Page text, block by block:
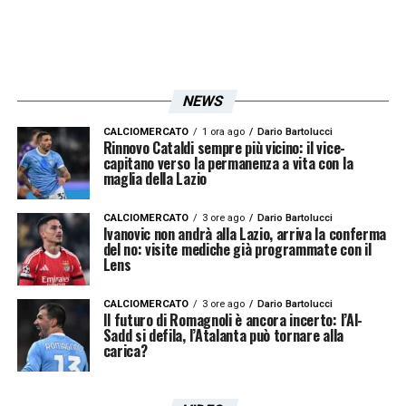
rappresentare un’occasione importante per
rafforzare la linea difensiva della squadra di
Gennaro Gattuso, con un investimento
mirato su un prospetto che già oggi mostra
grandi potenzialità.
In vista della prossima stagione, laLazio
sembra intenzionata a puntare su giovani di
talento comeChiarodia, capaci di crescere
all’interno del progetto tecnico della società.
Se la trattativa dovesse andare in porto, il
NEWS
CALCIOMERCATO 1 ora ago Dario Bartolucci
Rinnovo Cataldi sempre più vicino: il vice-
capitano verso la permanenza a vita con la
maglia della Lazio
CALCIOMERCATO 3 ore ago Dario Bartolucci
Ivanovic non andrà alla Lazio, arriva la conferma
del no: visite mediche già programmate con il
Lens
CALCIOMERCATO 3 ore ago Dario Bartolucci
Il futuro di Romagnoli è ancora incerto: l’Al-
Sadd si defila, l’Atalanta può tornare alla
carica?